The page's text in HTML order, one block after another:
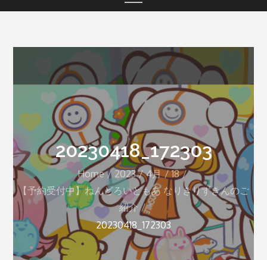
20230418_172303
Home 2023 4月
18
【予約受付中】ねんどろいどもあ なりきりずきんのご
紹介
20230418_172303